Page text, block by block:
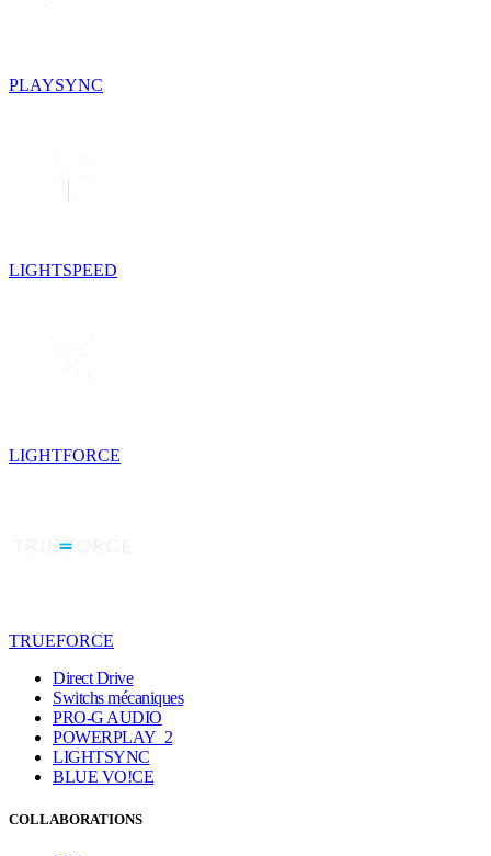
PLAYSYNC
LIGHTSPEED
LIGHTFORCE
TRUEFORCE
Direct Drive
Switchs mécaniques
PRO-G AUDIO
POWERPLAY 2
LIGHTSYNC
BLUE VO!CE
COLLABORATIONS